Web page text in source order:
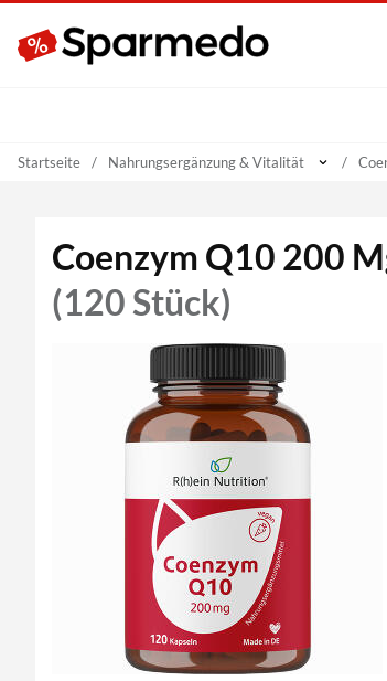
Startseite Nahrungsergänzung & Vitalität
Coenzym Q10 200
(120 Stück)